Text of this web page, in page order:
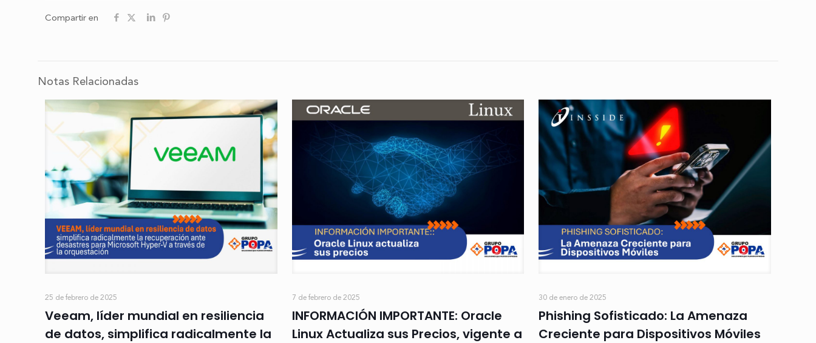
Compartir en
Notas Relacionadas
25 de febrero de 2025
Veeam, líder mundial en resiliencia
de datos, simplifica radicalmente la
7 de febrero de 2025
INFORMACIÓN IMPORTANTE: Oracle
Linux Actualiza sus Precios, vigente a
30 de enero de 2025
Phishing Sofisticado: La Amenaza
Creciente para Dispositivos Móviles